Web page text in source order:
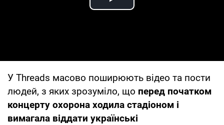
Play Video
У Threads масово поширюють відео та пости
людей, з яких зрозуміло, що перед початком
концерту охорона ходила стадіоном і
вимагала віддати українські